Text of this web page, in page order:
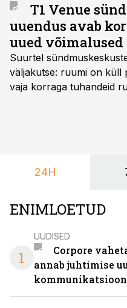
T1 Venue
uuendus avab
uued võimalused
Suurtel
väljakutse: ruumi on küll
vaja korraga tuhandeid
nendele vajadustele
24H
ENIMLOETUD
1
UUDISED
Corpore
annab juhtimise